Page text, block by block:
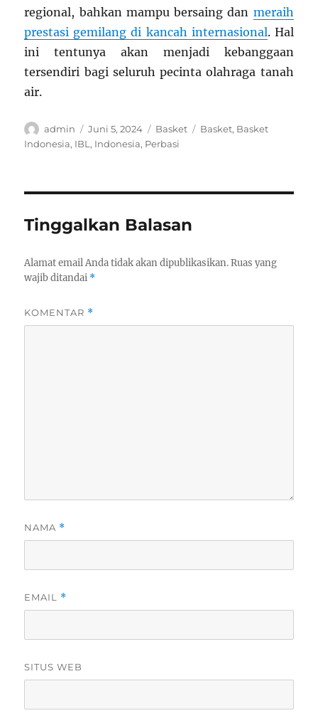
regional, bahkan mampu bersaing dan meraih
prestasi gemilang di kancah internasional. Hal
ini tentunya akan menjadi kebanggaan
tersendiri bagi seluruh pecinta olahraga tanah
air.
Author
admin
Posted
on
Juni 5, 2024 Categories
Basket Tags
Basket, Basket
Indonesia, IBL , Indonesia, Perbasi
Tinggalkan Balasan
Alamat email Anda tidak akan dipublikasikan. Ruas yang
wajib ditandai *
KOMENTAR *
NAMA *
EMAIL *
SITUS WEB